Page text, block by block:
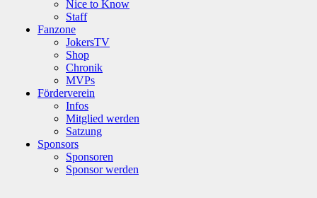
Nice to Know
Staff
Fanzone
JokersTV
Shop
Chronik
MVPs
Förderverein
Infos
Mitglied werden
Satzung
Sponsors
Sponsoren
Sponsor werden